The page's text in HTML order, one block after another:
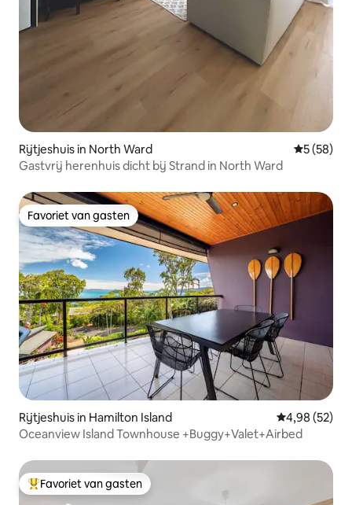
Rijtjeshuis in North Ward
5 (58)
Gastvrij herenhuis dicht bij Strand in North Ward
Favoriet van gasten
Favoriet van gasten
Rijtjeshuis in Hamilton Island Gemiddelde
4,98 (52)
Oceanview Island Townhouse +Buggy+Valet+Airbed
Topfavoriet van gasten
Favoriet van gasten